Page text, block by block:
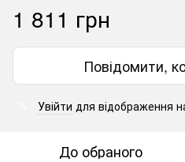
1 811 грн
Повідомити,
Увійти для відображення
До обраного